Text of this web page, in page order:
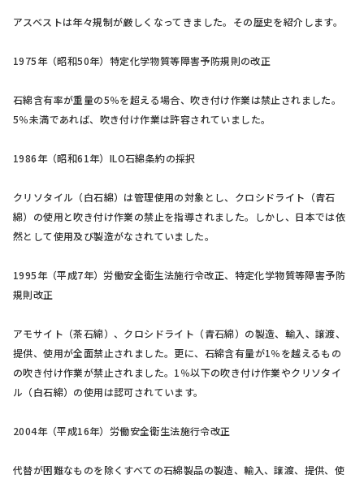
アスベストは年々規制が厳しくなってきました。その歴史を紹介します。
1975年（昭和50年）特定化学物質等障害予防規則の改正
石綿含有率が重量の5％を超える場合、吹き付け作業は禁止されました。
5％未満であれば、吹き付け作業は許容されていました。
1986年（昭和61年）ILO石綿条約の採択
クリソタイル（白石綿）は管理使用の対象とし、クロシドライト（青石
綿）の使用と吹き付け作業の禁止を指導されました。しかし、日本では依
然として使用及び製造がなされていました。
1995年（平成7年）労働安全衛生法施行令改正、特定化学物質等障害予防
規則改正
アモサイト（茶石綿）、クロシドライト（青石綿）の製造、輸入、譲渡、
提供、使用が全面禁止されました。更に、石綿含有量が1％を越えるもの
の吹き付け作業が禁止されました。1％以下の吹き付け作業やクリソタイ
ル（白石綿）の使用は認可されています。
2004年（平成16年）労働安全衛生法施行令改正
代替が困難なものを除くすべての石綿製品の製造、輸入、譲渡、提供、使